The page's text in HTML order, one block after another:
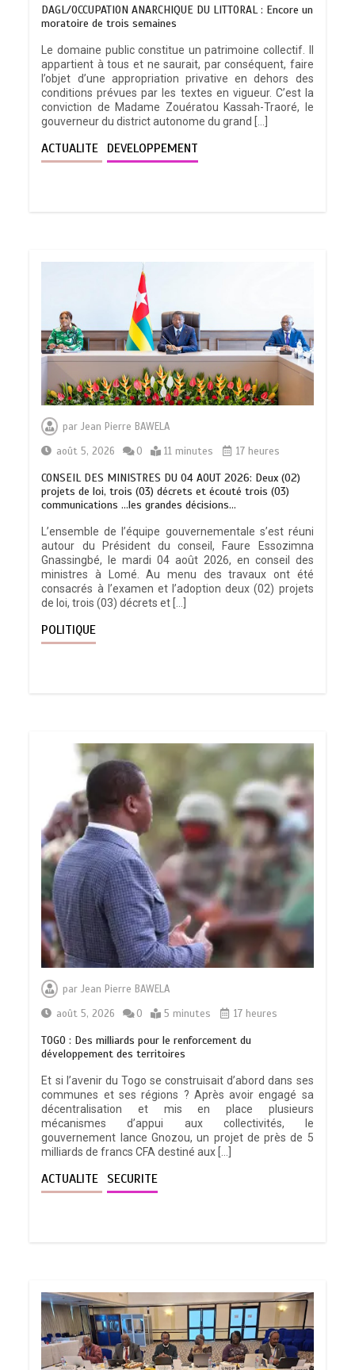
DAGL/OCCUPATION ANARCHIQUE DU LITTORAL : Encore un
moratoire de trois semaines
Le domaine public constitue un patrimoine collectif. Il
appartient à tous et ne saurait, par conséquent, faire
l’objet d’une appropriation privative en dehors des
conditions prévues par les textes en vigueur. C’est la
conviction de Madame Zouératou Kassah-Traoré, le
gouverneur du district autonome du grand […]
ACTUALITE DEVELOPPEMENT
parJean Pierre BAWELA
août 5, 2026
0 11 minutes 17 heures
CONSEIL DES MINISTRES DU 04 AOUT 2026: Deux (02)
projets de loi, trois (03) décrets et écouté trois (03)
communications …les grandes décisions…
L’ensemble de l’équipe gouvernementale s’est réuni
autour du Président du conseil, Faure Essozimna
Gnassingbé, le mardi 04 août 2026, en conseil des
ministres à Lomé. Au menu des travaux ont été
consacrés à l’examen et l’adoption deux (02) projets
de loi, trois (03) décrets et […]
POLITIQUE
parJean Pierre BAWELA
août 5, 2026
0 5 minutes 17 heures
TOGO : Des milliards pour le renforcement du
développement des territoires
Et si l’avenir du Togo se construisait d’abord dans ses
communes et ses régions ? Après avoir engagé sa
décentralisation et mis en place plusieurs
mécanismes d’appui aux collectivités, le
gouvernement lance Gnozou, un projet de près de 5
milliards de francs CFA destiné aux […]
ACTUALITE SECURITE